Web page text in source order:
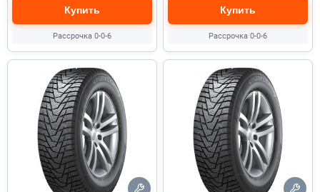
Купить
Рассрочка 0-0-6
Купить
Рассрочка 0-0-6